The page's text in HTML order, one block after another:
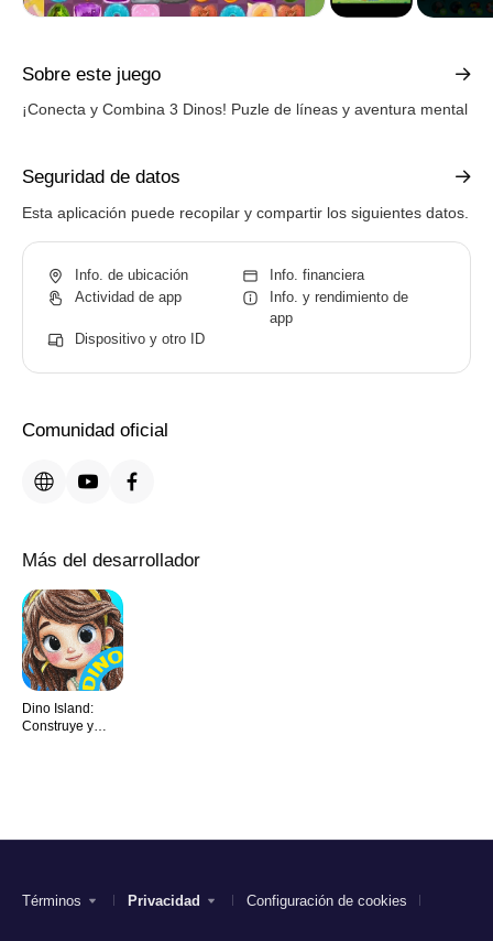
Sobre este juego
¡Conecta y Combina 3 Dinos! Puzle de líneas y aventura mental
Seguridad de datos
Esta aplicación puede recopilar y compartir los siguientes datos.
Info. de ubicación
Info. financiera
Actividad de app
Info. y rendimiento de
app
Dispositivo y otro ID
Comunidad oficial
Más del desarrollador
Dino Island:
Construye y
Términos Privacidad Configuración de cookies